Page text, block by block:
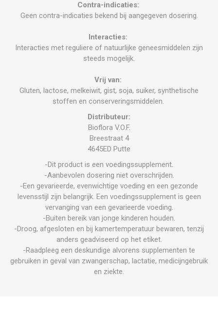
Contra-indicaties:
Geen contra-indicaties bekend bij aangegeven dosering.
Interacties:
Interacties met reguliere of natuurlijke geneesmiddelen zijn
steeds mogelijk.
Vrij van:
Gluten, lactose, melkeiwit, gist, soja, suiker, synthetische
stoffen en conserveringsmiddelen.
Distributeur:
Bioflora V.O.F.
Breestraat 4
4645ED Putte
-Dit product is een voedingssupplement.
-Aanbevolen dosering niet overschrijden.
-Een gevarieerde, evenwichtige voeding en een gezonde
levensstijl zijn belangrijk. Een voedingssupplement is geen
vervanging van een gevarieerde voeding.
-Buiten bereik van jonge kinderen houden.
-Droog, afgesloten en bij kamertemperatuur bewaren, tenzij
anders geadviseerd op het etiket.
-Raadpleeg een deskundige alvorens supplementen te
gebruiken in geval van zwangerschap, lactatie, medicijngebruik
en ziekte.